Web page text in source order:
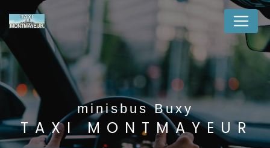
minisbus Buxy
TAXI MONTMAYEUR
Panneau de gestion des cookies